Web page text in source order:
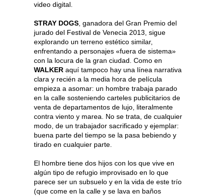
video digital.
STRAY DOGS , ganadora del Gran Premio del
jurado del Festival de Venecia 2013, sigue
explorando un terreno estético similar,
enfrentando a personajes «fuera de sistema»
con la locura de la gran ciudad. Como en
WALKER aquí tampoco hay una línea narrativa
clara y recién a la media hora de película
empieza a asomar: un hombre trabaja parado
en la calle sosteniendo carteles publicitarios de
venta de departamentos de lujo, literalmente
contra viento y marea. No se trata, de cualquier
modo, de un trabajador sacrificado y ejemplar:
buena parte del tiempo se la pasa bebiendo y
tirado en cualquier parte.
El hombre tiene dos hijos con los que vive en
algún tipo de refugio improvisado en lo que
parece ser un subsuelo y en la vida de este trío
(que come en la calle y se lava en baños